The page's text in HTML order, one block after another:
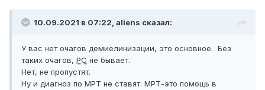
10.09.2021 в 07:22, aliens сказал:
У вас нет очагов демиелинизации, это основное. Без
таких очагов, РС не бывает.
Нет, не пропустят.
Ну и диагноз по МРТ не ставят. МРТ-это помощь в